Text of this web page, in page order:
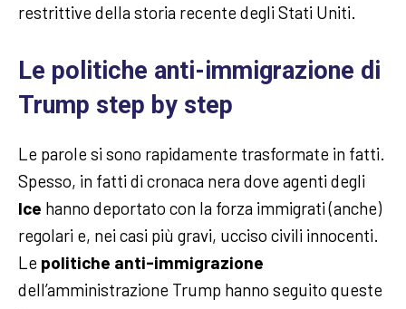
restrittive della storia recente degli Stati Uniti.
Le politiche anti-immigrazione di
Trump step by step
Le parole si sono rapidamente trasformate in fatti.
Spesso, in fatti di cronaca nera dove agenti degli
Ice hanno deportato con la forza immigrati (anche)
regolari e, nei casi più gravi, ucciso civili innocenti.
Le politiche anti-immigrazione
dell’amministrazione Trump hanno seguito queste